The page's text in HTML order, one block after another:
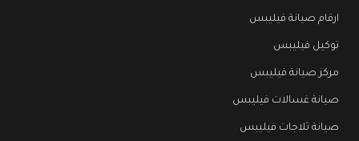
ارقام صيانة فيليبس
توكيل فيليبس
مركز صيانة فيليبس
صيانة غسالات فيليبس
صيانة ثلاجات فيليبس